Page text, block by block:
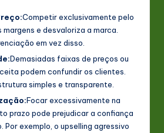
Competir exclusivamente pelo
margens e desvaloriza a marca.
em vez disso.
Demasiadas faixas de preços ou
podem confundir os clientes.
simples e transparente.
Focar excessivamente na
prazo pode prejudicar a confiança
Por exemplo, o upselling agressivo